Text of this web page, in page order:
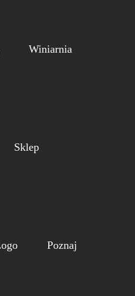
Winiarnia
Sklep
Poznaj